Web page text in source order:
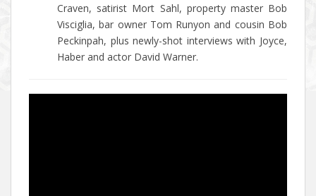
Craven, satirist Mort Sahl, property master Bob
Visciglia, bar owner Tom Runyon and cousin Bob
Peckinpah, plus newly-shot interviews with Joyce,
Haber and actor David Warner.